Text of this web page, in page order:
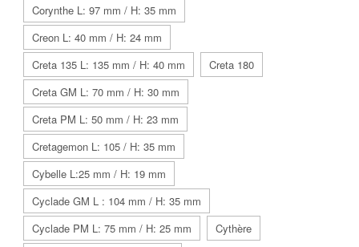
Corynthe L: 97 mm / H: 35 mm
Creon L: 40 mm / H: 24 mm
Creta 135 L: 135 mm / H: 40 mm
Creta 180
Creta GM L: 70 mm / H: 30 mm
Creta PM L: 50 mm / H: 23 mm
Cretagemon L: 105 / H: 35 mm
Cybelle L:25 mm / H: 19 mm
Cyclade GM L : 104 mm / H: 35 mm
Cyclade PM L: 75 mm / H: 25 mm
Cythère